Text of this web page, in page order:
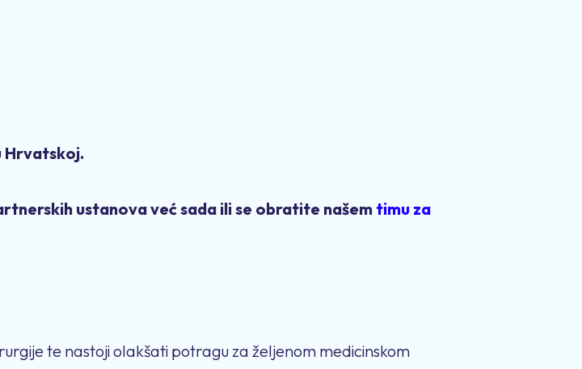
Hrvatskoj.
ustanova već sada ili se obratite našem timu za
te nastoji olakšati potragu za željenom medicinskom